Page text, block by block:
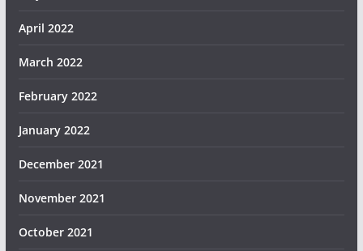
April 2022
March 2022
February 2022
January 2022
December 2021
November 2021
October 2021